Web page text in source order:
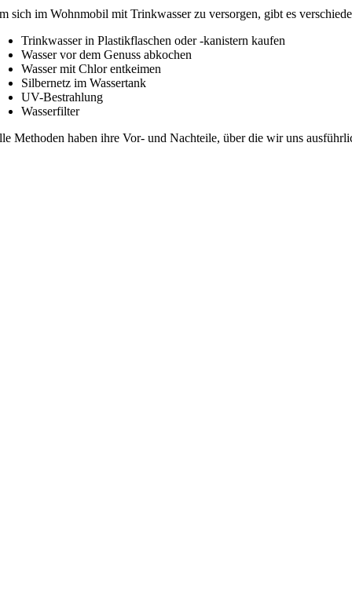
sich im Wohnmobil mit Trinkwasser zu versorgen, gibt es
Trinkwasser in Plastikflaschen oder -kanistern kaufen
Wasser vor dem Genuss abkochen
Wasser mit Chlor entkeimen
Silbernetz im Wassertank
UV-Bestrahlung
Wasserfilter
Methoden haben ihre Vor- und Nachteile, über die wir uns